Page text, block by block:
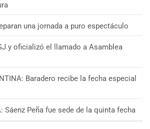
una jornada a puro espectáculo
y oficializó el llamado a Asamblea
Baradero recibe la fecha especial
Sáenz Peña fue sede de la quinta fecha